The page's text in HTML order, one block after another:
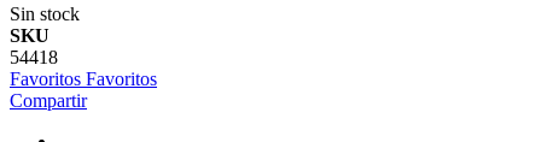
Sin stock
SKU
54418
Favoritos Favoritos
Compartir